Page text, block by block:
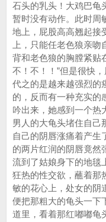
石头的乳头！大鸡巴龟
暂时没有动作。此时周
地上，屁股高高翘起接
上，只能任老色狼亲
背和老色狼的胸膛紧
不！不！！”但是很快
代之的是越来越强烈的
的，反而有一种充实的
吟出来，她感到一个热
男人的大龟头堵住自己
自己的阴唇涨痛着产生
的两片红润的阴唇竟然
流到了姑娘身下的地毯
狂热的性交欲，蘸着那
敏的花心上，处女的阴
便把那粗大的龟头一下
道里，看着那红嘟嘟龟